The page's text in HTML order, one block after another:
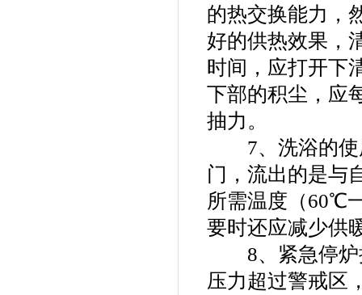
的热交换能力，
好的供热效果，
时间，应打开下
下部的积尘，应
抽力。
7、洗浴的使
门，流出的是与
所需温度（60℃
要时还应减少供
8、紧急停炉
压力超过警戒区